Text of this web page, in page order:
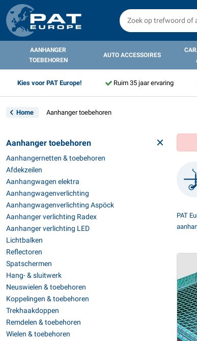
AANHANGER
TOEBEHOREN
AUTO ACCESSOIRES
Kies voor PAT Europe! Ruim 35 jaar ervaring
Home Aanhanger toebehoren
Aanhanger toebehoren
Aanhangernetten & toebehoren
Afdekzeilen
Aanhangwagen elektra
Aanhangwagenverlichting
Aanhangwagenverlichting Aspöck
Aanhanger verlichting Radex
Aanhanger verlichting LED
Lichtbalken
Reflectoren
Spatschermen
Hang- & sluitwerk
Neuswielen & toebehoren
Koppelingen & toebehoren
Trekhaakdoppen
Remdelen & toebehoren
Wielen & toebehoren
PAT